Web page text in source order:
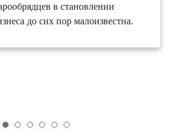
в становлении
до сих пор малоизвестна.